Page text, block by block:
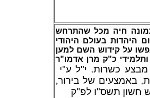
חיה מכל שהתרחש
היהדות בעולם היהודי
על קידוש השם למען
ותלמידי כ"ק מרן אדמו"ר
כשרות. י"ל ע"י
באמצעים של בירור,
חשון תשס"ו לפ"ק